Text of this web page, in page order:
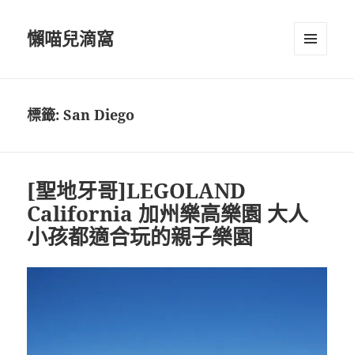
懶喵兒滴窩
標籤:San Diego
[聖地牙哥]LEGOLAND
California 加州樂高樂園 大人
小孩都適合玩的親子樂園